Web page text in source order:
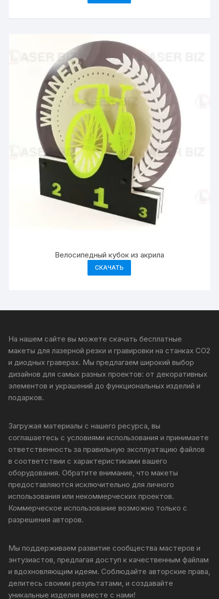
Велосипедный кубок из акрила
СКАЧАТЬ
На нашем сайте вы можете скачать бесплатные
макеты для лазерной резки и гравировки на станках CO2
и диодных граверах. Мы предлагаем широкий выбор
дизайнов для самых разных проектов: от декоративных
элементов и украшений до функциональных изделий и
подарков.
Загружая материалы с нашего ресурса, вы
соглашаетесь с условиями использования и принимаете
ответственность за правильную эксплуатацию файлов
в соответствии с характеристиками вашего
оборудования. Обратите внимание, что макеты
предоставляются исключительно для личного
использования или некоммерческих проектов.
Коммерческое использование возможно только с
разрешения авторов.
Мы поддерживаем развитие сообщества мастеров и
энтузиастов, предлагая доступ к качественным файлам
и вдохновляющим идеям. Соблюдайте авторские права,
делитесь своими результатами, и создавайте
уникальные изделия вместе с нами!